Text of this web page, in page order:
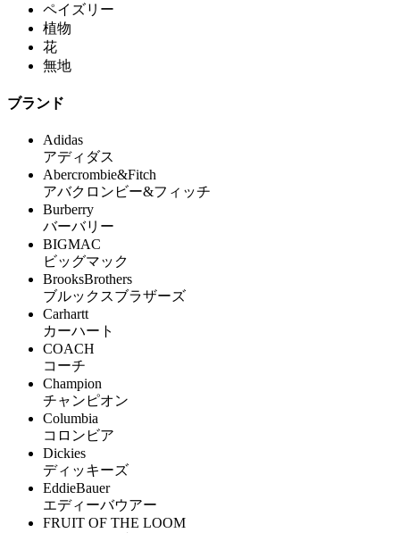
ペイズリー
植物
花
無地
ブランド
Adidas
アディダス
Abercrombie&Fitch
アバクロンビー&フィッチ
Burberry
バーバリー
BIGMAC
ビッグマック
BrooksBrothers
ブルックスブラザーズ
Carhartt
カーハート
COACH
コーチ
Champion
チャンピオン
Columbia
コロンビア
Dickies
ディッキーズ
EddieBauer
エディーバウアー
FRUIT OF THE LOOM